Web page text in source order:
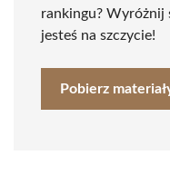
rankingu? Wyróżnij
jesteś na szczycie!
Pobierz